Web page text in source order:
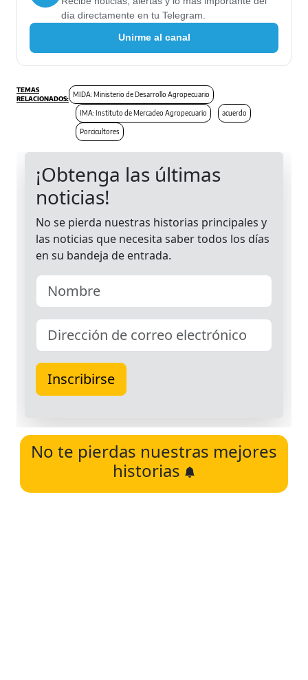
día directamente en tu Telegram.
Unirme al canal
MIDA: Ministerio de Desarrollo Agropecuario
IMA: Instituto de Mercadeo Agropecuario acuerdo
Porcicultores
No te pierdas nuestras mejores
historias